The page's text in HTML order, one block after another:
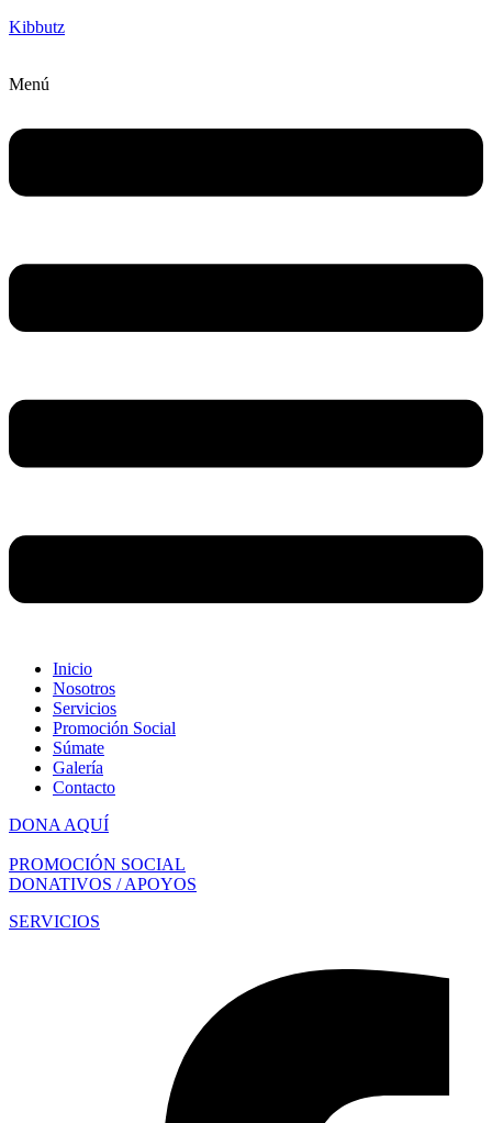
Kibbutz
Menú
Inicio
Nosotros
Servicios
Promoción Social
Súmate
Galería
Contacto
DONA AQUÍ
PROMOCIÓN SOCIAL
DONATIVOS / APOYOS
SERVICIOS